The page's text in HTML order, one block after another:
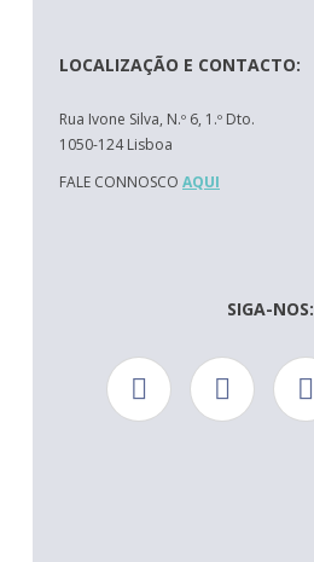
LOCALIZAÇÃO E CONTACTO:
Rua Ivone Silva, N.º 6, 1.º Dto.
1050-124 Lisboa
FALE CONNOSCO AQUI
SIGA-NOS: